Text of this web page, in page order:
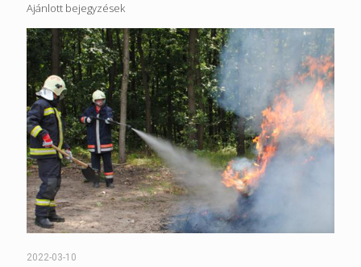
Ajánlott bejegyzések
2022-03-10